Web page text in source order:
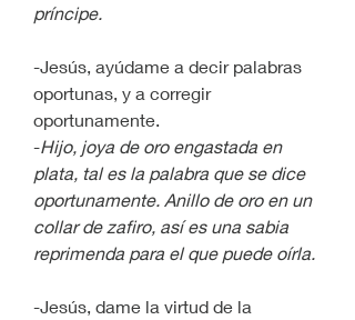
príncipe.
-Jesús, ayúdame a decir palabras
oportunas, y a corregir
oportunamente.
-Hijo, joya de oro engastada en
plata, tal es la palabra que se dice
oportunamente. Anillo de oro en un
collar de zafiro, así es una sabia
reprimenda para el que puede oírla.
-Jesús, dame la virtud de la